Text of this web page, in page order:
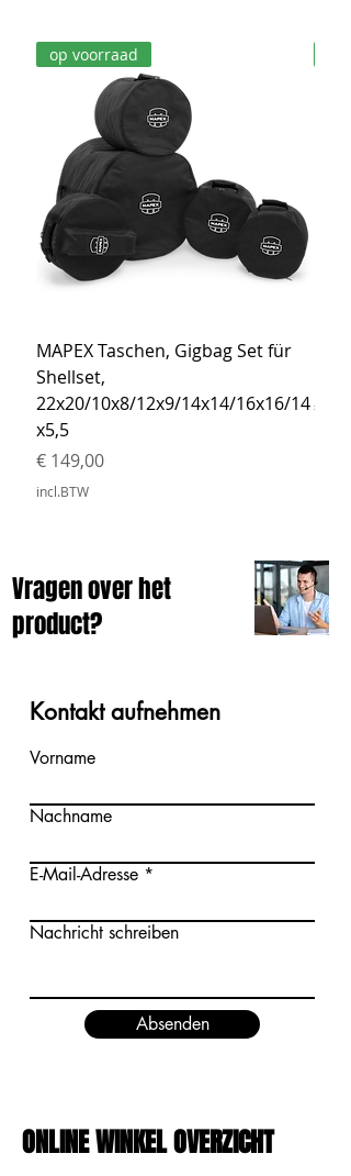
op voorraad
MAPEX Taschen, Gigbag Set für
Shellset,
22x20/10x8/12x9/14x14/16x16/14
x5,5
Prijs
€ 149,00
incl.BTW
Prijs
€
Vragen over het
product?
Kontakt aufnehmen
Vorname
Nachname
E-Mail-Adresse
Nachricht schreiben
Absenden
ONLINE WINKEL OVERZICHT